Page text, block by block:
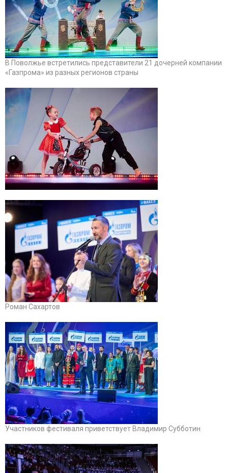
В Поволжье встретились представители 21 дочерней компании
«Газпрома» из разных регионов страны
Роман Сахартов
Участников фестиваля приветствует Владимир Субботин